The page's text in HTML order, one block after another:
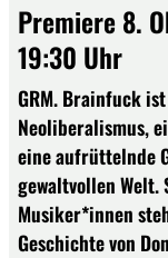
Premiere 8.
19:30 Uhr
GRM. Brainfuck
Neoliberalismus,
eine aufrüttelnde
gewaltvollen Welt.
Musiker*innen
Geschichte von